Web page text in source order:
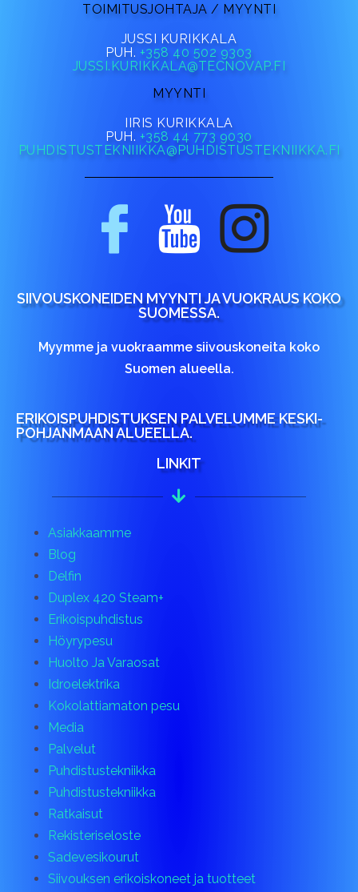
TOIMITUSJOHTAJA / MYYNTI
JUSSI KURIKKALA
PUH. +358 40 502 9303
JUSSI.KURIKKALA@TECNOVAP.FI
MYYNTI
IIRIS KURIKKALA
PUH. +358 44 773 9030
PUHDISTUSTEKNIIKKA@PUHDISTUSTEKNIIKKA.FI
SIIVOUSKONEIDEN MYYNTI JA VUOKRAUS KOKO
SUOMESSA.
Myymme ja vuokraamme siivouskoneita koko
Suomen alueella.
ERIKOISPUHDISTUKSEN PALVELUMME KESKI-
POHJANMAAN ALUEELLA.
LINKIT
Asiakkaamme
Blog
Delfin
Duplex 420 Steam+
Erikoispuhdistus
Höyrypesu
Huolto Ja Varaosat
Idroelektrika
Kokolattiamaton pesu
Media
Palvelut
Puhdistustekniikka
Puhdistustekniikka
Ratkaisut
Rekisteriseloste
Sadevesikourut
Siivouksen erikoiskoneet ja tuotteet